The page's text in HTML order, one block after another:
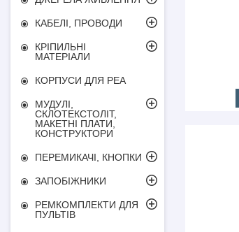
КАБЕЛІ, ПРОВОДИ
КРІПИЛЬНІ
МАТЕРІАЛИ
КОРПУСИ ДЛЯ РЕА
МУДУЛІ,
СКЛОТЕКСТОЛІТ,
МАКЕТНІ ПЛАТИ,
КОНСТРУКТОРИ
ПЕРЕМИКАЧІ, КНОПКИ
ЗАПОБІЖНИКИ
РЕМКОМПЛЕКТИ ДЛЯ
ПУЛЬТІВ